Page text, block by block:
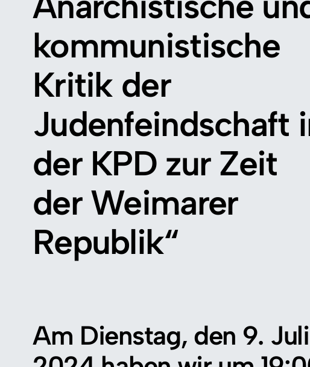
kommunistische
Kritik der
Judenfeindschaft
der KPD zur Zeit
der Weimarer
Republik“
Am Dienstag, den 9. Juli